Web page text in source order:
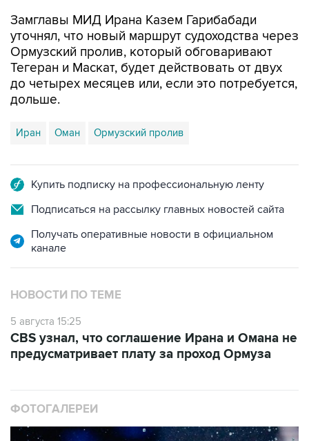
Замглавы МИД Ирана Казем Гарибабади
уточнял, что новый маршрут судоходства через
Ормузский пролив, который обговаривают
Тегеран и Маскат, будет действовать от двух
до четырех месяцев или, если это потребуется,
дольше.
Иран Оман Ормузский пролив
Купить подписку на профессиональную ленту
Подписаться на рассылку главных новостей сайта
Получать оперативные новости в официальном
канале
НОВОСТИ ПО ТЕМЕ
5 августа 15:25
CBS узнал, что соглашение Ирана и Омана не
предусматривает плату за проход Ормуза
ФОТОГАЛЕРЕИ